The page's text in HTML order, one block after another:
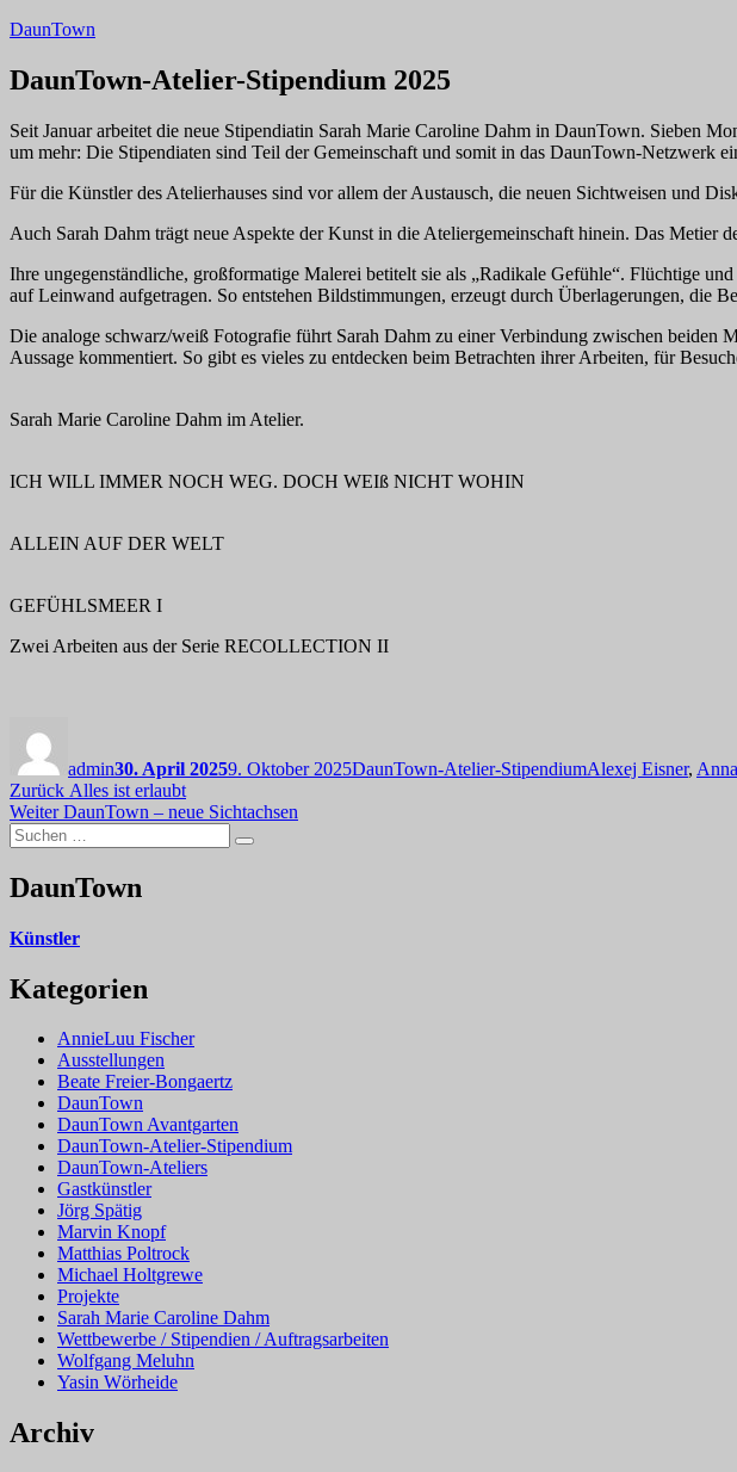
Zum
springen
DaunTown
DaunTown-Atelier-Stipendium 2025
Seit Januar arbeitet die neue Stipendiatin Sarah Marie Caroline Dahm in DaunTown. Sieben
um mehr: Die Stipendiaten sind Teil der Gemeinschaft und somit in das DaunTown-Netzwerk
Für die Künstler des Atelierhauses sind vor allem der Austausch, die neuen Sichtweisen und
Auch Sarah Dahm trägt neue Aspekte der Kunst in die Ateliergemeinschaft hinein. Das Metier
Ihre ungegenständliche, großformatige Malerei betitelt sie als „Radikale Gefühle“. Flüchtige
auf Leinwand aufgetragen. So entstehen Bildstimmungen, erzeugt durch Überlagerungen, die
Die analoge schwarz/weiß Fotografie führt Sarah Dahm zu einer Verbindung zwischen
Aussage kommentiert. So gibt es vieles zu entdecken beim Betrachten ihrer Arbeiten, für
Sarah Marie Caroline Dahm im Atelier.
ICH WILL IMMER NOCH WEG. DOCH WEIß NICHT WOHIN
ALLEIN AUF DER WELT
GEFÜHLSMEER I
Zwei Arbeiten aus der Serie RECOLLECTION II
admin30. April 20259. Oktober 2025DaunTown-Atelier-StipendiumAlexej Eisner,
Beitragsnavigation
Zurück Vorheriger
Beitrag:
Alles ist erlaubt
Weiter Nächster
Beitrag:
DaunTown – neue Sichtachsen
Suchen
nach:
Suchen
DaunTown
Künstler
Kategorien
AnnieLuu Fischer
Ausstellungen
Beate Freier-Bongaertz
DaunTown
DaunTown Avantgarten
DaunTown-Atelier-Stipendium
DaunTown-Ateliers
Gastkünstler
Jörg Spätig
Marvin Knopf
Matthias Poltrock
Michael Holtgrewe
Projekte
Sarah Marie Caroline Dahm
Wettbewerbe / Stipendien / Auftragsarbeiten
Wolfgang Meluhn
Yasin Wörheide
Archiv